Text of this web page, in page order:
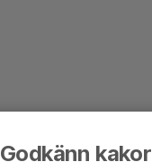
Godkänn kakor